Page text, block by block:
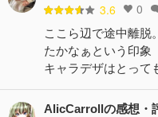
3.6 0
ここら辺で途中離脱
たかなぁという印象
キャラデザはとって
AlicCarrollの感想・